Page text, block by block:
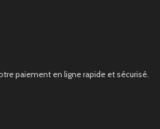
paiement en ligne rapide et sécurisé.